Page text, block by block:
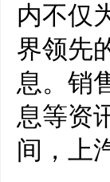
内不仅
界领先
息。销
息等资
间，上